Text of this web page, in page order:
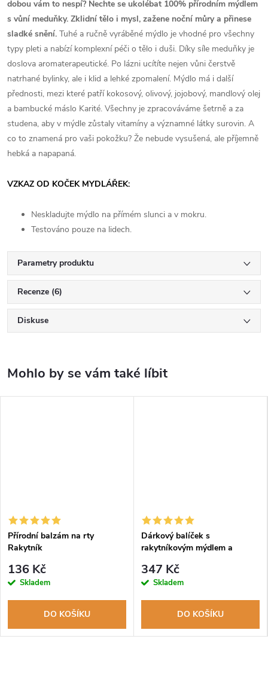
dobou vám to nespí? Nechte se ukolébat 100% přírodním mýdlem
s vůní meduňky. Zklidní tělo i mysl, zažene noční můry a přinese
sladké snění. Tuhé a ručně vyráběné mýdlo je vhodné pro všechny
typy pleti a nabízí komplexní péči o tělo i duši. Díky síle meduňky je
doslova aromaterapeutické. Po lázni ucítíte nejen vůni čerstvě
natrhané bylinky, ale i klid a lehké zpomalení. Mýdlo má i další
přednosti, mezi které patří kokosový, olivový, jojobový, mandlový olej
a bambucké máslo Karité. Všechny je zpracováváme šetrně a za
studena, aby v mýdle zůstaly vitamíny a významné látky surovin. A
co to znamená pro vaši pokožku? Že nebude vysušená, ale příjemně
hebká a napapaná.
VZKAZ OD KOČEK MYDLÁŘEK:
Neskladujte mýdlo na přímém slunci a v mokru.
Testováno pouze na lidech.
Parametry produktu
Recenze (6)
Diskuse
Přírodní balzám na rty
Rakytník
136 Kč
Skladem
DO KOŠÍKU
Dárkový balíček s
rakytníkovým mýdlem a
347 Kč
Skladem
DO KOŠÍKU